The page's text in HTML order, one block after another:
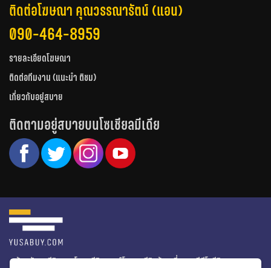
ติดต่อโฆษณา คุณวรรณารัตน์ (แอน)
090-464-8959
รายละเอียดโฆษณา
ติดต่อทีมงาน (แนะนำ ติชม)
เกี่ยวกับอยู่สบาย
ติดตามอยู่สบายบนโซเชียลมีเดีย
หน้าหลัก รีวิวคอนโด รีวิวทาวน์โฮม รีวิวบ้านเดี่ยว วีดีโอรีวิว